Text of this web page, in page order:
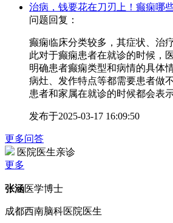
治病，钱要花在刀刃上！癫痫哪
问题回复：
癫痫临床分类较多，其症状、治
此对于癫痫患者在就诊的时候，
明确患者癫痫类型和病情的具体
病灶、发作特点等都需要患者做
患者和家属在就诊的时候都会表
发布于2025-03-17 16:09:50
更多问答
医院医生亲诊
更多
张涵医学博士
成都西南脑科医院医生